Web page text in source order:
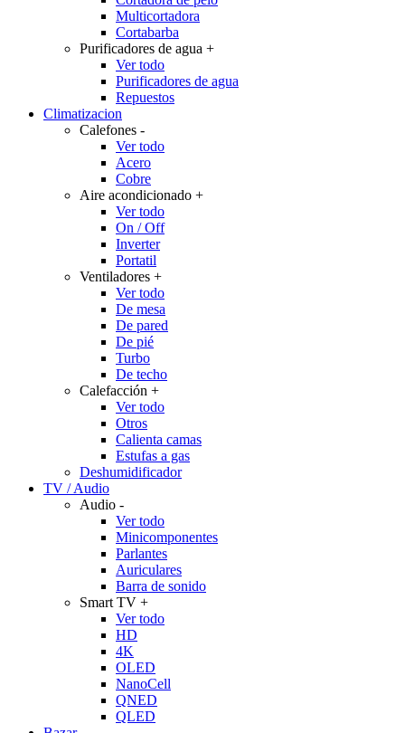
Multicortadora
Cortabarba
Purificadores de agua +
Ver todo
Purificadores de agua
Repuestos
Climatizacion
Calefones -
Ver todo
Acero
Cobre
Aire acondicionado +
Ver todo
On / Off
Inverter
Portatil
Ventiladores +
Ver todo
De mesa
De pared
De pié
Turbo
De techo
Calefacción +
Ver todo
Otros
Calienta camas
Estufas a gas
Deshumidificador
TV / Audio
Audio -
Ver todo
Minicomponentes
Parlantes
Auriculares
Barra de sonido
Smart TV +
Ver todo
HD
4K
OLED
NanoCell
QNED
QLED